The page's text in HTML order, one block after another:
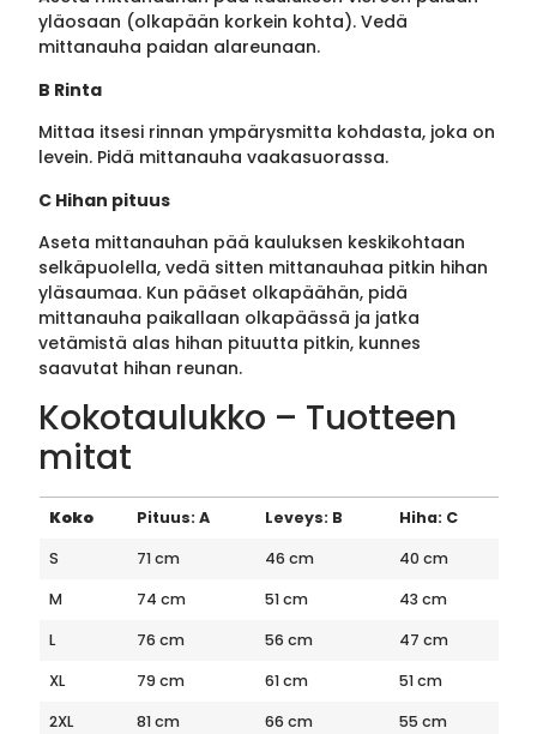
yläosaan (olkapään korkein kohta). Vedä
mittanauha paidan alareunaan.
B Rinta
Mittaa itsesi rinnan ympärysmitta kohdasta, joka on
levein. Pidä mittanauha vaakasuorassa.
C Hihan pituus
Aseta mittanauhan pää kauluksen keskikohtaan
selkäpuolella, vedä sitten mittanauhaa pitkin hihan
yläsaumaa. Kun pääset olkapäähän, pidä
mittanauha paikallaan olkapäässä ja jatka
vetämistä alas hihan pituutta pitkin, kunnes
saavutat hihan reunan.
Kokotaulukko – Tuotteen
mitat
Koko Pituus: A Leveys: B
Hiha: C
S
71 cm 46 cm
40 cm
M
74 cm 51 cm
43 cm
L
76 cm 56 cm
47 cm
XL
79 cm 61 cm
51 cm
2XL
81 cm 66 cm
55 cm